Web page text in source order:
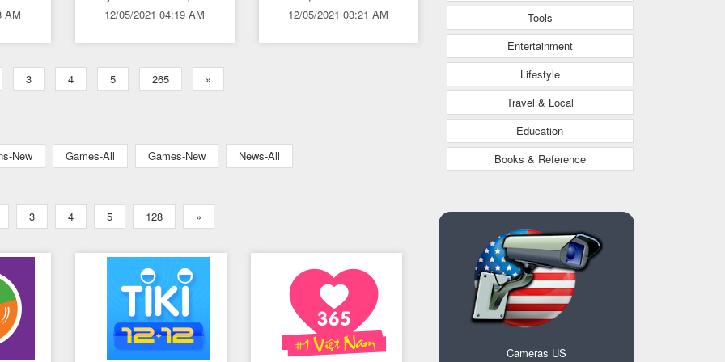
AM
xe hơi
12/05/2021 04:19 AM
Camera hành
trình xe hơi cùng
12/05/2021 03:21 AM
3 4 5 265 »
New Games-All Games-New News-All
3 4 5 128 »
Tools
Entertainment
Lifestyle
Travel & Local
Education
Books & Reference
Cameras US